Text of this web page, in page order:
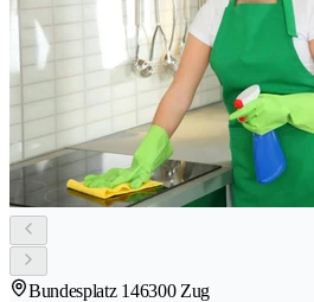
Bundesplatz 146300 Zug